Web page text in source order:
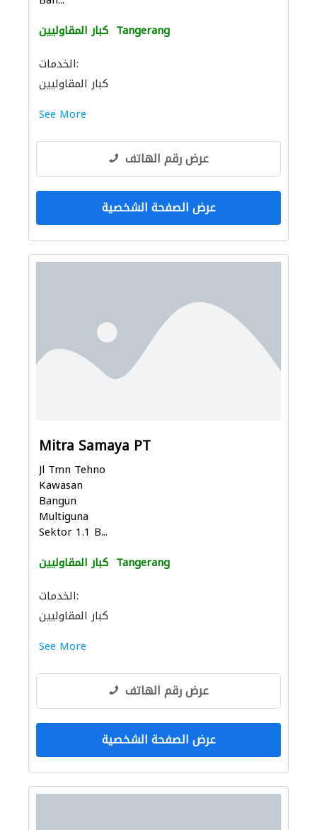
كبار المقاوليين Tangerang
الخدمات:
كبار المقاوليين
See More
عرض رقم الهاتف
عرض الصفحة الشخصية
Mitra Samaya PT
Jl Tmn Tehno
Kawasan
Bangun
Multiguna
Sektor 1.1 B...
كبار المقاوليين Tangerang
الخدمات:
كبار المقاوليين
See More
عرض رقم الهاتف
عرض الصفحة الشخصية